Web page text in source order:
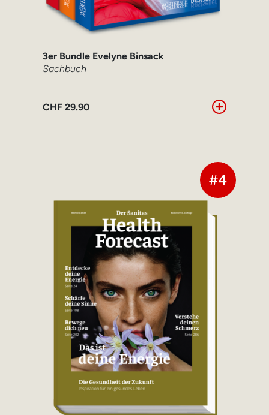
3er Bundle Evelyne Binsack
Sachbuch
CHF29.90
#4